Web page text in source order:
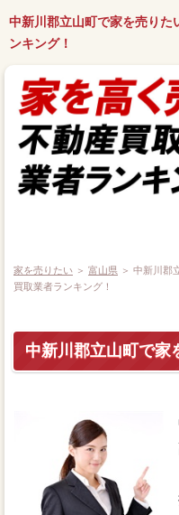
中新川郡立山町で家を売りた
ンキング！
家を売りたい ＞ 富山県 ＞ 中新川郡
買取業者ランキング！
中新川郡立山町で家